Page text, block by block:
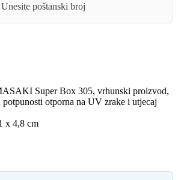
Unesite poštanski broj
Super Box 305, vrhunski proizvod,
otporna na UV zrake i utjecaj
x 4,8 cm